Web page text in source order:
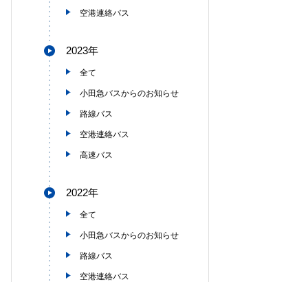
空港連絡バス
2023年
全て
小田急バスからのお知らせ
路線バス
空港連絡バス
高速バス
2022年
全て
小田急バスからのお知らせ
路線バス
空港連絡バス